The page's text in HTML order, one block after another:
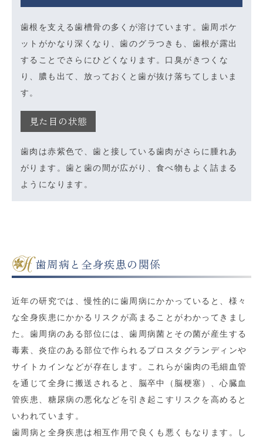
歯根を支える歯槽骨の多くが溶けています。歯周ポケ
ットがかなり深くなり、歯のグラつきも、歯根が露出
することでさらにひどくなります。口臭がきつくな
り、膿も出て、放っておくと歯が抜け落ちてしまいま
す。
見た目の状態
歯肉は赤紫色で、歯と接している歯肉がさらに腫れあ
がります。歯と歯の間が広がり、食べ物もよく詰まる
ようになります。
歯周病と全身疾患の関係
近年の研究では、慢性的に歯周病にかかっていると、様々
な全身疾患にかかるリスクが高まることがわかってきまし
た。歯周病のある部位には、歯周病菌とその菌が産生する
毒素、炎症のある部位で作られるプロスタグランディンや
サイトカインなどが存在します。これらが歯肉の毛細血管
を通じて全身に搬送されると、脳卒中（脳梗塞）、心臓血
管疾患、糖尿病の悪化などを引き起こすリスクを高めると
いわれています。
歯周病と全身疾患は相互作用で良くも悪くもなります。し